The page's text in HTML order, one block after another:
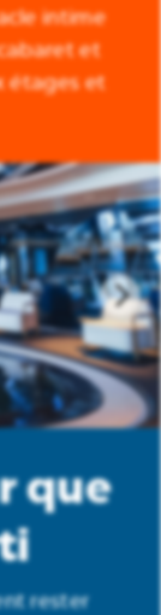
intime
et
étages et
que
rester